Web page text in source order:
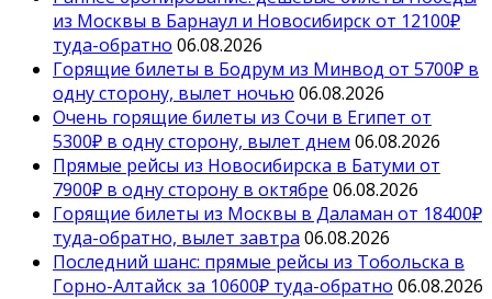
из Москвы в Барнаул и Новосибирск от 12100₽
туда-обратно 06.08.2026
Горящие билеты в Бодрум из Минвод от 5700₽ в
одну сторону, вылет ночью 06.08.2026
Очень горящие билеты из Сочи в Египет от
5300₽ в одну сторону, вылет днем 06.08.2026
Прямые рейсы из Новосибирска в Батуми от
7900₽ в одну сторону в октябре 06.08.2026
Горящие билеты из Москвы в Даламан от 18400₽
туда-обратно, вылет завтра 06.08.2026
Последний шанс: прямые рейсы из Тобольска в
Горно-Алтайск за 10600₽ туда-обратно 06.08.2026